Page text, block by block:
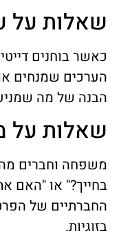
שאלות על
כאשר בוחנים
הערכים שמנחים
הבנה של מה
שאלות על
משפחה וחברים
בחייך?" או "האם
החברתיים של
בזוגיות.